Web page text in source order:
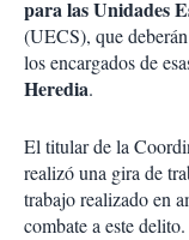
para las Unidades
(UECS), que
los encargados de
Heredia.
El titular de la
realizó una gira de
trabajo realizado en
combate a este delito.